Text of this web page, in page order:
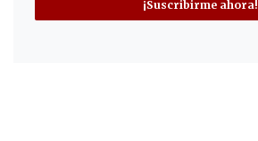
¡Suscribirme ahora!